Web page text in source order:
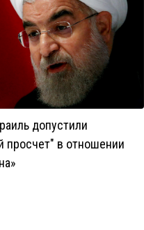
допустили
просчет" в отношении